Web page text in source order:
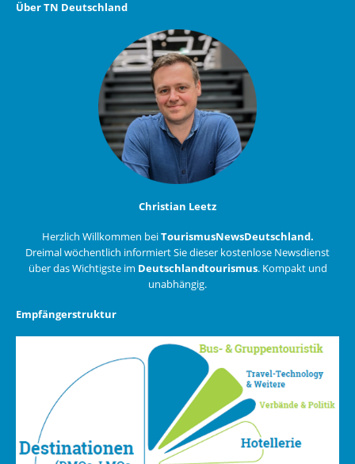
Über TN Deutschland
Christian Leetz
Herzlich Willkommen beiTourismusNewsDeutschland.
Dreimal wöchentlich informiert Sie dieser kostenlose Newsdienst
über das Wichtigste im Deutschlandtourismus. Kompakt und
unabhängig.
Empfängerstruktur